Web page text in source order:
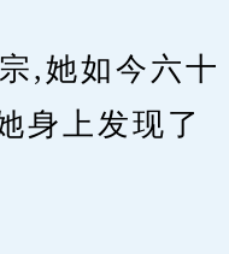
,她如今六十
身上发现了